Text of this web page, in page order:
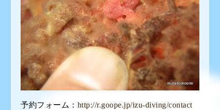
予約フォーム： http://r.goope.jp/izu-diving/contact